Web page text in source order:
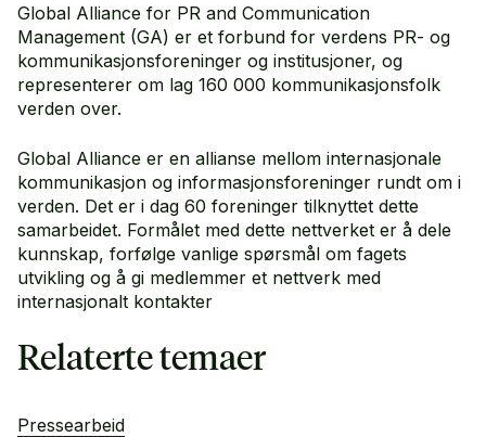
Global Alliance for PR and Communication
Management (GA) er et forbund for verdens PR- og
kommunikasjonsforeninger og institusjoner, og
representerer om lag 160 000 kommunikasjonsfolk
verden over.
Global Alliance er en allianse mellom internasjonale
kommunikasjon og informasjonsforeninger rundt om i
verden. Det er i dag 60 foreninger tilknyttet dette
samarbeidet. Formålet med dette nettverket er å dele
kunnskap, forfølge vanlige spørsmål om fagets
utvikling og å gi medlemmer et nettverk med
internasjonalt kontakter
Relaterte temaer
Pressearbeid